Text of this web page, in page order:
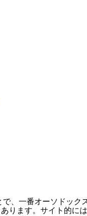
、一番オーソドック
ります。サイト的に